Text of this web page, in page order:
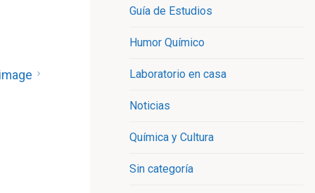
Guía de Estudios
Humor Químico
Laboratorio en casa
Noticias
Química y Cultura
Sin categoría